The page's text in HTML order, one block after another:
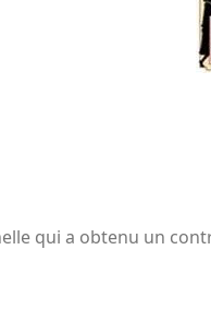
qui a obtenu un